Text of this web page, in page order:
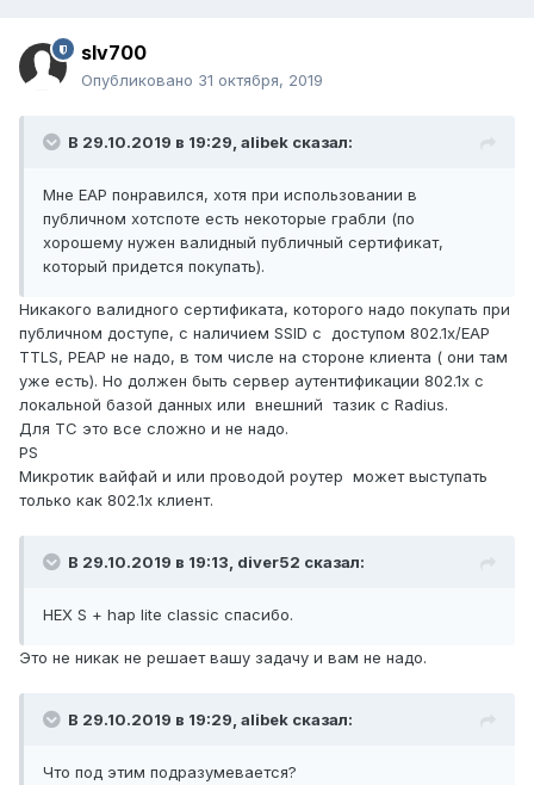
slv700
Опубликовано 31 октября, 2019
В 29.10.2019 в 19:29, alibek сказал:
Мне EAP понравился, хотя при использовании в
публичном хотспоте есть некоторые грабли (по
хорошему нужен валидный публичный сертификат,
который придется покупать).
Никакого валидного сертификата, которого надо покупать при
публичном доступе, с наличием SSID c доступом 802.1x/EAP
TTLS, PEAP не надо, в том числе на стороне клиента ( они там
уже есть). Но должен быть сервер аутентификации 802.1x c
локальной базой данных или внешний тазик с Radius.
Для ТС это все сложно и не надо.
PS
Микротик вайфай и или проводой роутер может выступать
только как 802.1x клиент.
В 29.10.2019 в 19:13, diver52 сказал:
HEX S + hap lite classic спасибо.
Это не никак не решает вашу задачу и вам не надо.
В 29.10.2019 в 19:29, alibek сказал:
Что под этим подразумевается?